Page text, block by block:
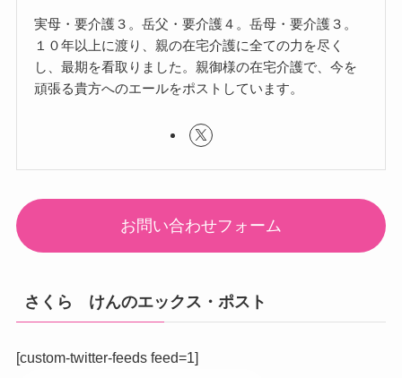
実母・要介護３。岳父・要介護４。岳母・要介護３。
１０年以上に渡り、親の在宅介護に全ての力を尽く
し、最期を看取りました。親御様の在宅介護で、今を
頑張る貴方へのエールをポストしています。
お問い合わせフォーム
さくら けんのエックス・ポスト
[custom-twitter-feeds feed=1]